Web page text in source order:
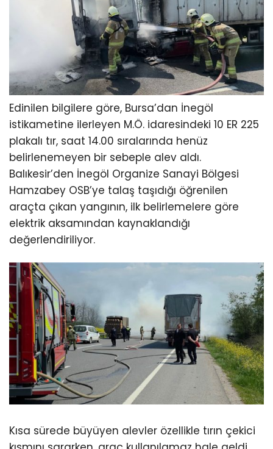
Edinilen bilgilere göre, Bursa’dan İnegöl
istikametine ilerleyen M.Ö. idaresindeki 10 ER 225
plakalı tır, saat 14.00 sıralarında henüz
belirlenemeyen bir sebeple alev aldı.
Balıkesir’den İnegöl Organize Sanayi Bölgesi
Hamzabey OSB’ye talaş taşıdığı öğrenilen
araçta çıkan yangının, ilk belirlemelere göre
elektrik aksamından kaynaklandığı
değerlendiriliyor.
Kısa sürede büyüyen alevler özellikle tırın çekici